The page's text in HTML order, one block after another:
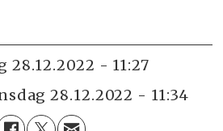
28.12.2022 - 11:27
28.12.2022 - 11:34